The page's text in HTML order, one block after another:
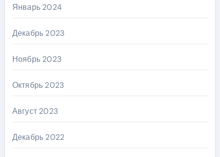
Январь 2024
Декабрь 2023
Ноябрь 2023
Октябрь 2023
Август 2023
Декабрь 2022